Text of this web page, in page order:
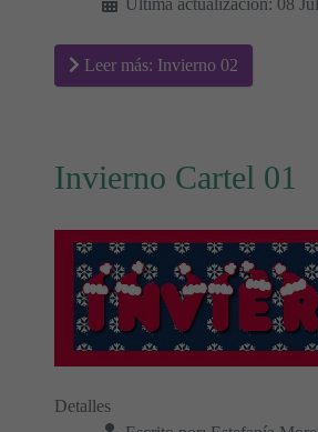
Leer más: Invierno 02
Invierno Cartel 01
Detalles